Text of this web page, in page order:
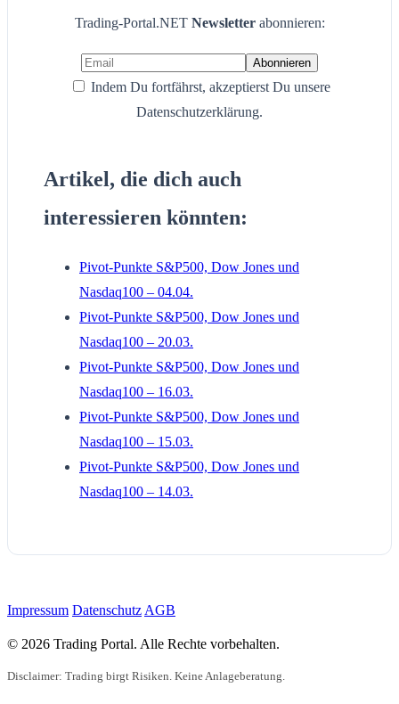
Trading-Portal.NET Newsletter abonnieren:
Indem Du fortfährst, akzeptierst Du unsere
Datenschutzerklärung.
Artikel, die dich auch
interessieren könnten:
Pivot-Punkte S&P500, Dow Jones und
Nasdaq100 – 04.04.
Pivot-Punkte S&P500, Dow Jones und
Nasdaq100 – 20.03.
Pivot-Punkte S&P500, Dow Jones und
Nasdaq100 – 16.03.
Pivot-Punkte S&P500, Dow Jones und
Nasdaq100 – 15.03.
Pivot-Punkte S&P500, Dow Jones und
Nasdaq100 – 14.03.
Impressum Datenschutz AGB
© 2026 Trading Portal. Alle Rechte vorbehalten.
Disclaimer: Trading birgt Risiken. Keine Anlageberatung.